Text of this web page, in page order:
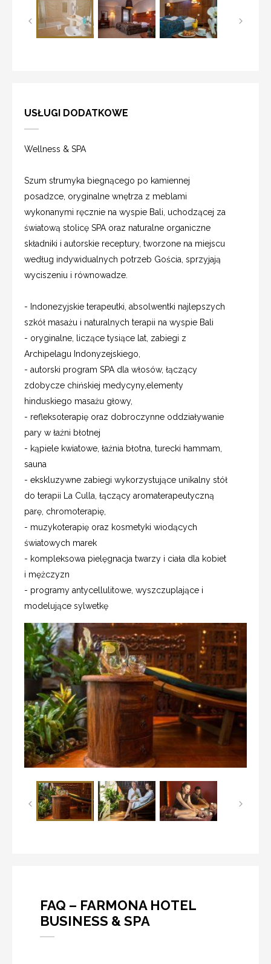
USŁUGI DODATKOWE
Wellness & SPA
Szum strumyka biegnącego po kamiennej
posadzce, oryginalne wnętrza z meblami
wykonanymi ręcznie na wyspie Bali, uchodzącej za
światową stolicę SPA oraz naturalne organiczne
składniki i autorskie receptury, tworzone na miejscu
według indywidualnych potrzeb Gościa, sprzyjają
wyciszeniu i równowadze.
- Indonezyjskie terapeutki, absolwentki najlepszych
szkół masażu i naturalnych terapii na wyspie Bali
- oryginalne, liczące tysiące lat, zabiegi z
Archipelagu Indonyzejskiego,
- autorski program SPA dla włosów, łączący
zdobycze chińskiej medycyny,elementy
hinduskiego masażu głowy,
- refleksoterapię oraz dobroczynne oddziaływanie
pary w łaźni błotnej
- kąpiele kwiatowe, łaźnia błotna, turecki hammam,
sauna
- ekskluzywne zabiegi wykorzystujące unikalny stół
do terapii La Culla, łączący aromaterapeutyczną
parę, chromoterapię,
- muzykoterapię oraz kosmetyki wiodących
światowych marek
- kompleksowa pielęgnacja twarzy i ciała dla kobiet
i mężczyzn
- programy antycellulitowe, wyszczuplające i
modelujące sylwetkę
FAQ – FARMONA HOTEL
BUSINESS & SPA